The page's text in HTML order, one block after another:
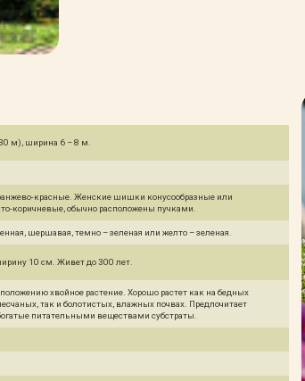
м), ширина 6 – 8 м.
красные. Женские шишки конусообразные или
коричневые, обычно расположены пучками.
шершавая, темно – зеленая или желто – зеленая.
10 см. Живет до 300 лет.
хвойное растение. Хорошо растет как на бедных
так и болотистых, влажных почвах. Предпочитает
питательными веществами субстраты.